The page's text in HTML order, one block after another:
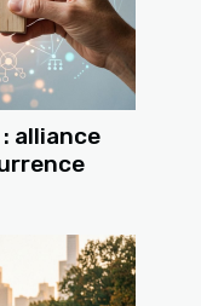
alliance